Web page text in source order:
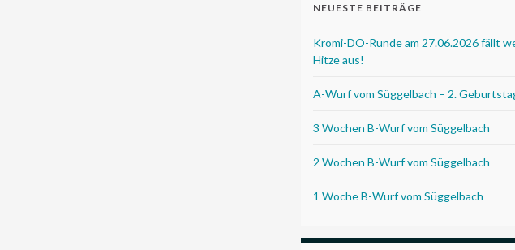
NEUESTE BEITRÄGE
Kromi-DO-Runde am 27.06.2026 fällt
Hitze aus!
A-Wurf vom Süggelbach – 2.
3 Wochen B-Wurf vom Süggelbach
2 Wochen B-Wurf vom Süggelbach
1 Woche B-Wurf vom Süggelbach